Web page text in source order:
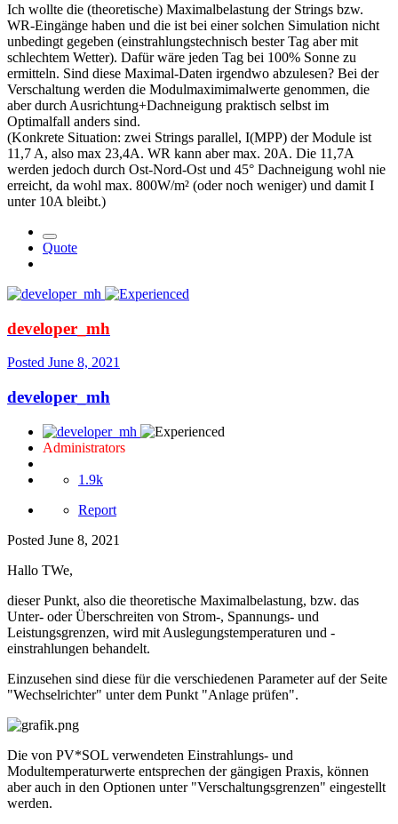
Ich wollte die (theoretische) Maximalbelastung der Strings bzw.
WR-Eingänge haben und die ist bei einer solchen Simulation nicht
unbedingt gegeben (einstrahlungstechnisch bester Tag aber mit
schlechtem Wetter). Dafür wäre jeden Tag bei 100% Sonne zu
ermitteln. Sind diese Maximal-Daten irgendwo abzulesen? Bei der
Verschaltung werden die Modulmaximimalwerte genommen, die
aber durch Ausrichtung+Dachneigung praktisch selbst im
Optimalfall anders sind.
(Konkrete Situation: zwei Strings parallel, I(MPP) der Module ist
11,7 A, also max 23,4A. WR kann aber max. 20A. Die 11,7A
werden jedoch durch Ost-Nord-Ost und 45° Dachneigung wohl nie
erreicht, da wohl max. 800W/m² (oder noch weniger) und damit I
unter 10A bleibt.)
Quote
developer_mh
Posted June 8, 2021
developer_mh
Administrators
1.9k
Report
Posted June 8, 2021
Hallo TWe,
dieser Punkt, also die theoretische Maximalbelastung, bzw. das
Unter- oder Überschreiten von Strom-, Spannungs- und
Leistungsgrenzen, wird mit Auslegungstemperaturen und -
einstrahlungen behandelt.
Einzusehen sind diese für die verschiedenen Parameter auf der Seite
"Wechselrichter" unter dem Punkt "Anlage prüfen".
Die von PV*SOL verwendeten Einstrahlungs- und
Modultemperaturwerte entsprechen der gängigen Praxis, können
aber auch in den Optionen unter "Verschaltungsgrenzen" eingestellt
werden.